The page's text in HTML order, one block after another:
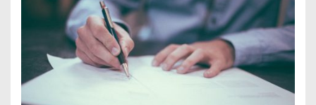
Handy
möglich!